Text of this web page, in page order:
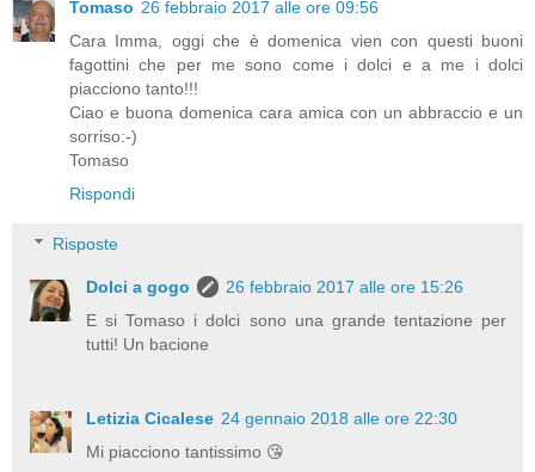
Tomaso 26 febbraio 2017 alle ore 09:56
Cara Imma, oggi che è domenica vien con questi buoni
fagottini che per me sono come i dolci e a me i dolci
piacciono tanto!!!
Ciao e buona domenica cara amica con un abbraccio e un
sorriso:-)
Tomaso
Rispondi
Risposte
Dolci a gogo
26 febbraio 2017 alle ore 15:26
E si Tomaso i dolci sono una grande tentazione per
tutti! Un bacione
Letizia Cicalese 24 gennaio 2018 alle ore 22:30
Mi piacciono tantissimo 😘